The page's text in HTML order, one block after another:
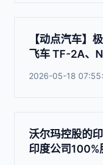
【动点汽车】
飞车 TF-2A、
2026-05-18
沃尔玛控股的
印度公司100%